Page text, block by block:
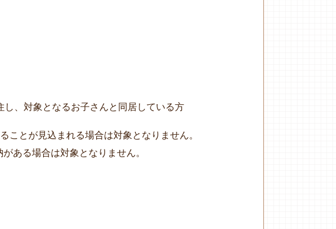
、対象となるお子さんと同居している方
ことが見込まれる場合は対象となりません。
ある場合は対象となりません。